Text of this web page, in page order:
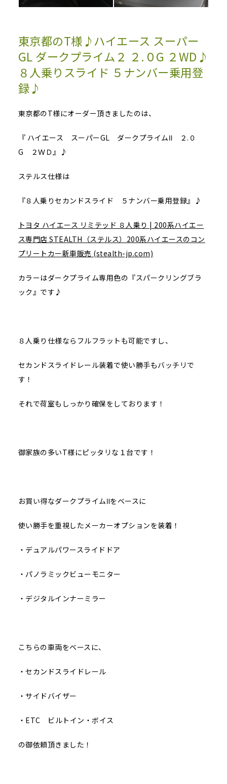
東京都のT様♪ハイエース スーパー
GL ダークプライム２ ２.０G ２WD♪
８人乗りスライド ５ナンバー乗用登
録♪
東京都のT様にオーダー頂きましたのは、
『 ハイエース スーパーGL ダークプライムⅡ ２.０
G ２ＷＤ』♪
ステルス仕様は
『８人乗りセカンドスライド ５ナンバー乗用登録』♪
トヨタ ハイエース リミテッド ８人乗り | 200系ハイエー
ス専門店 STEALTH（ステルス）200系ハイエースのコン
プリートカー新車販売 (stealth-jp.com)
カラーはダークプライム専用色の『スパークリングブラ
ック』です♪
８人乗り仕様ならフルフラットも可能ですし、
セカンドスライドレール装着で使い勝手もバッチリで
す！
それで荷室もしっかり確保をしております！
御家族の多いT様にピッタリな１台です！
お買い得なダークプライムⅡをベースに
使い勝手を重視したメーカーオプションを装着！
・デュアルパワースライドドア
・パノラミックビューモニター
・デジタルインナーミラー
こちらの車両をベースに、
・セカンドスライドレール
・サイドバイザー
・ETC ビルトイン・ボイス
の御依頼頂きました！